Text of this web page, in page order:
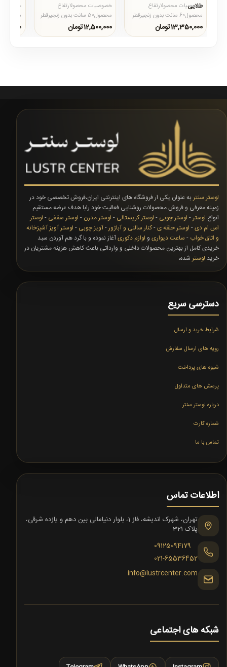
طلایی
خصوصیات محصولارتفاع
محصول60 سانت بدون زنجیرقطر
محصول55 سانتنوع لامپسرپیچ
شمعیضمانت محصول12
13,350,000تومان
خصوصیات محصولارتفاع
محصول50 سانت بدون زنجیرقطر
محصول55 سانتنوع لامپسرپیچ
شمعیضمانت محصول12
12,500,000تومان
لوستر سنتر به عنوان یکی ار فروشگاه های اینترنتی ایران،فروش تخصصی خود در
زمینه معرفی و فروش محصولات روشنایی فعالیت خود رابا هدف عرضه مستقیم
انواع لوستر - لوستر چوبی - لوستر کریستالی - لوستر مدرن - لوستر سقفی - لوستر
اس ام دی- لوستر حلقه ی-کنار سالنی و آباژور-آویز چوبی - لوستر آویز آشپزخانه
و اتاق خواب - ساعت دیواری و لوازم دکوریآغاز نموده و با گرد هم آوردن سبد
خریدی کامل از بهترین محصولات داخلی و وارداتی باعث کاهش هزینه مشتریان در
خرید لوستر شده،
دسترسی سریع
شرایط خرید و ارسال
رویه های ارسال سفارش
شیوه های پرداخت
پرسش های متداول
درباره لوستر سنتر
شماره کارت
تماس با ما
اطلاعات تماس
تهران، شهرک اندیشه، فاز 1، بلوار دنیامالی بین دهم و یازده شرقی،
پلاک 321
09125094179
021-65536452
info@lustrcenter.com
شبکه های اجتماعی